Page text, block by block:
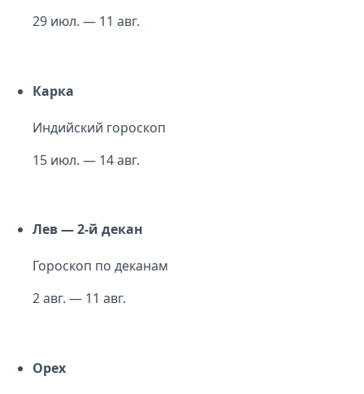
29 июл. — 11 авг.
Карка
Индийский гороскоп
15 июл. — 14 авг.
Лев — 2-й декан
Гороскоп по деканам
2 авг. — 11 авг.
Орех